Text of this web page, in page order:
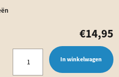
€14,95
In winkelwagen